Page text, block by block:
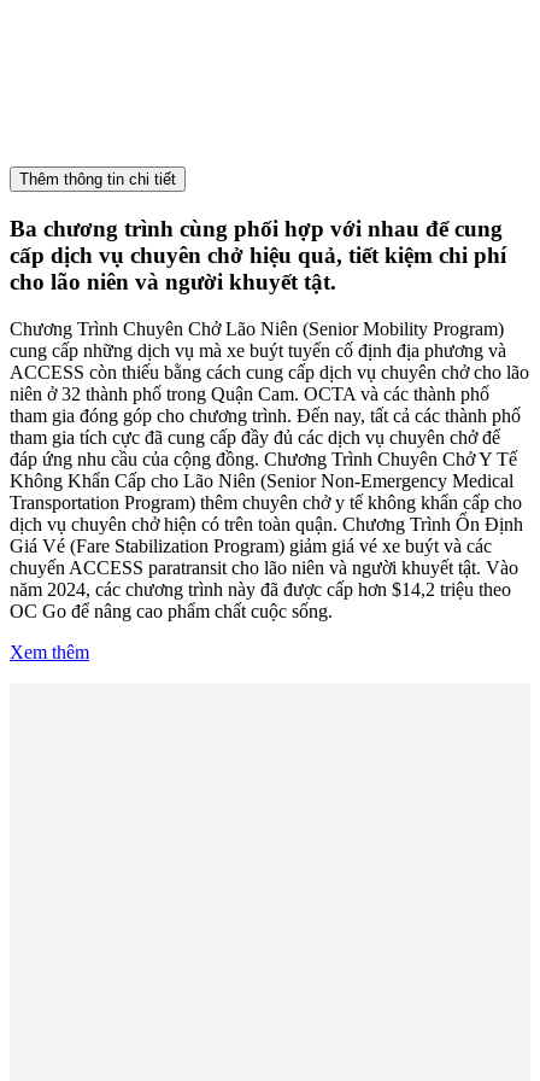
Thêm thông tin chi tiết
Ba chương trình cùng phối hợp với nhau để cung
cấp dịch vụ chuyên chở hiệu quả, tiết kiệm chi phí
cho lão niên và người khuyết tật.
Chương Trình Chuyên Chở Lão Niên (Senior Mobility Program)
cung cấp những dịch vụ mà xe buýt tuyến cố định địa phương và
ACCESS còn thiếu bằng cách cung cấp dịch vụ chuyên chở cho lão
niên ở 32 thành phố trong Quận Cam. OCTA và các thành phố
tham gia đóng góp cho chương trình. Đến nay, tất cả các thành phố
tham gia tích cực đã cung cấp đầy đủ các dịch vụ chuyên chở để
đáp ứng nhu cầu của cộng đồng. Chương Trình Chuyên Chở Y Tế
Không Khẩn Cấp cho Lão Niên (Senior Non-Emergency Medical
Transportation Program) thêm chuyên chở y tế không khẩn cấp cho
dịch vụ chuyên chở hiện có trên toàn quận. Chương Trình Ổn Định
Giá Vé (Fare Stabilization Program) giảm giá vé xe buýt và các
chuyến ACCESS paratransit cho lão niên và người khuyết tật. Vào
năm 2024, các chương trình này đã được cấp hơn $14,2 triệu theo
OC Go để nâng cao phẩm chất cuộc sống.
Xem thêm